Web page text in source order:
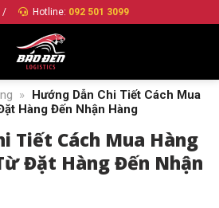
/ Hotline: 092 501 3099
»
Hướng Dẫn Chi Tiết Cách Mua
Hàng Đến Nhận Hàng
Tiết Cách Mua Hàng
Đặt Hàng Đến Nhận